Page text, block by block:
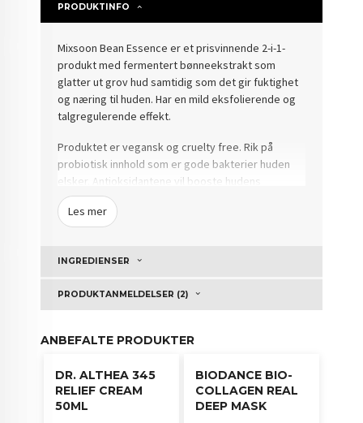
PRODUKTINFO
Mixsoon Bean Essence er et prisvinnende 2-i-1-
produkt med fermentert bønneekstrakt som
glatter ut grov hud samtidig som det gir fuktighet
og næring til huden.Har en mild eksfolierende og
talgregulerende effekt.
Produktet er vegansk og cruelty free. Rik på
probiotisk innhold som er gode bakterier huden
elsker. Antioksidantene vil booste hudens
vitalitet for en eksepsjonell glød! Det er altså med
god grunn at Bean Essence har gått viralt og tatt
av på alle sosiale medier.
Veiledning:
Kan brukes daglig for fuktighet.
2. Når du føler rester etter å ha massert huden din,
bruk essensen en gang til og masser deretter
Les mer
INGREDIENSER
PRODUKTANMELDELSER (2)
ANBEFALTE PRODUKTER
DR. ALTHEA 345
RELIEF CREAM
50ML
BIODANCE BIO-
COLLAGEN REAL
DEEP MASK